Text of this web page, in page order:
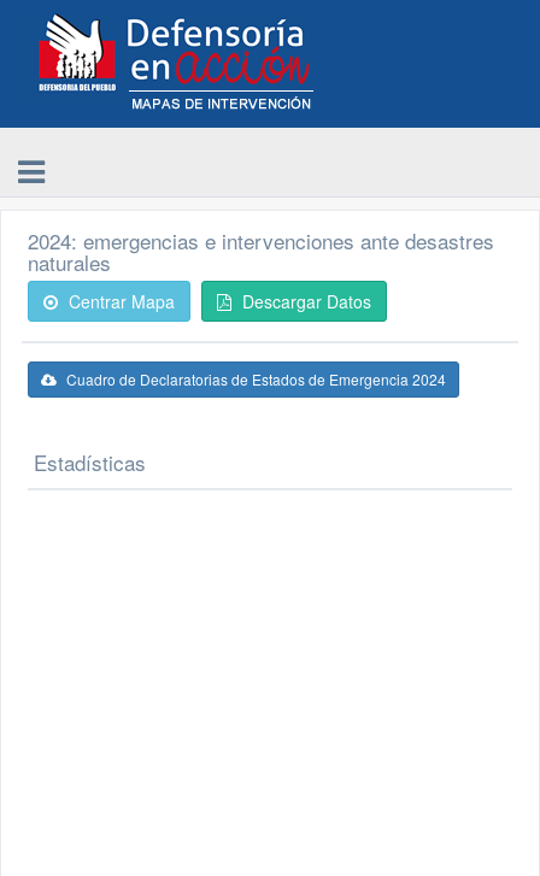
2024: emergencias e intervenciones ante desastres
naturales
Centrar Mapa Descargar Datos
Cuadro de Declaratorias de Estados de Emergencia 2024
Estadísticas